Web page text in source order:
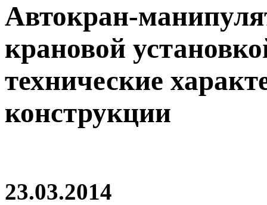
Автокран-
крановой
технические
конструкции
23.03.2014